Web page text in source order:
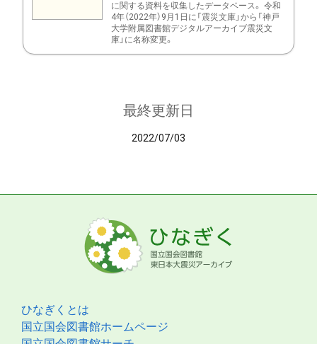
に関する資料を収集したデータベース。 令和
4年（2022年）9月1日に「震災文庫」から「神戸
大学附属図書館デジタルアーカイブ震災文
庫」に名称変更。
最終更新日
2022/07/03
ひなぎくとは
国立国会図書館ホームページ